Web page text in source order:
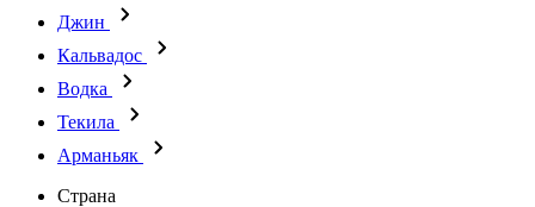
Джин
Кальвадос
Водка
Текила
Арманьяк
Страна